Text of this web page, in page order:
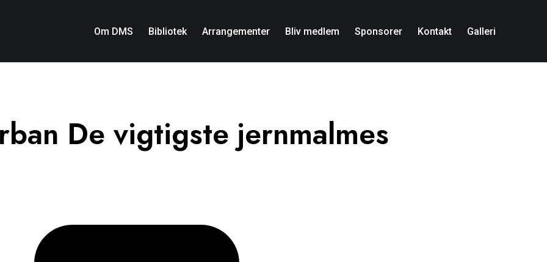
Om DMS Bibliotek Arrangementer Bliv medlem Sponsorer Kontakt Galleri
De vigtigste jernmalmes